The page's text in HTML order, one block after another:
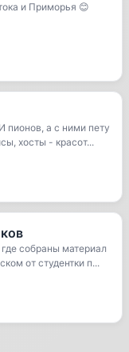
и Приморья 😊
а с ними пету
хосты - красот...
собраны материал
от студентки п...